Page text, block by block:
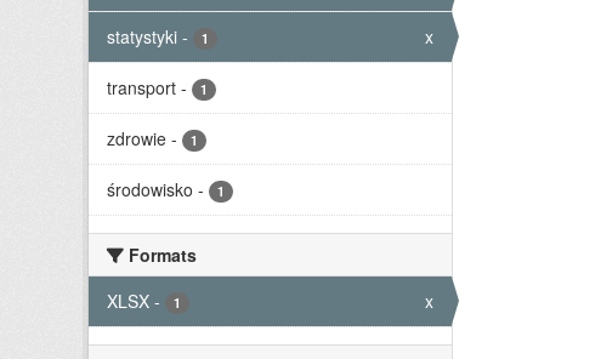
statystyki - 1 x
transport - 1
zdrowie - 1
środowisko - 1
Formats
XLSX - 1 x